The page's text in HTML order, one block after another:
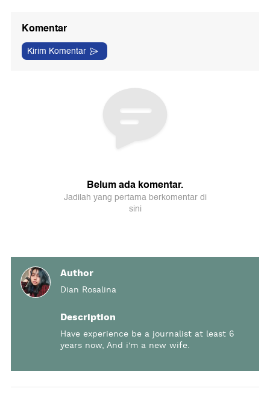
Author
Dian Rosalina
Description
Have experience be a journalist at least 6
years now, And i'm a new wife.